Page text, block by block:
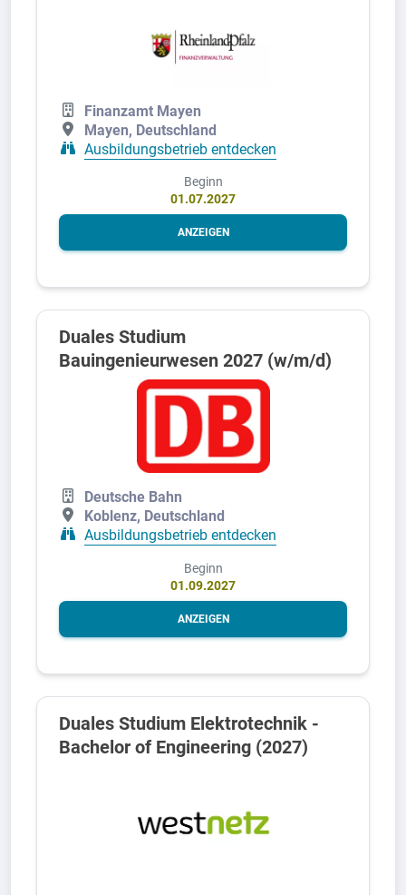
Finanzamt Mayen
Mayen, Deutschland
Ausbildungsbetrieb entdecken
Beginn
01.07.2027
ANZEIGEN
Duales Studium
Bauingenieurwesen 2027 (w/m/d)
Deutsche Bahn
Koblenz, Deutschland
Ausbildungsbetrieb entdecken
Beginn
01.09.2027
ANZEIGEN
Duales Studium Elektrotechnik -
Bachelor of Engineering (2027)